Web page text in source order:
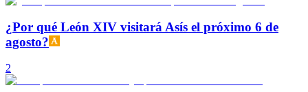
¿Por qué León XIV visitará Asís el próximo 6 de
agosto?
2